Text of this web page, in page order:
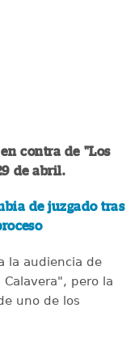
contra de "Los
de abril.
de juzgado tras
la audiencia de
pero la
uno de los